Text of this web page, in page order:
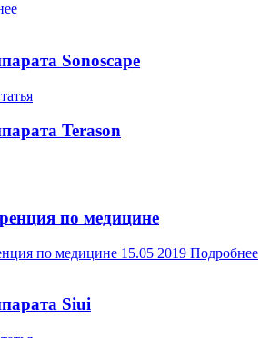
Sonoscape
Terason
по медицине
15.05 2019 Подробнее
Siui